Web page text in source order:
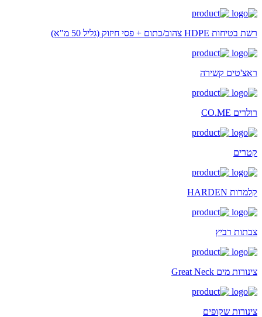
רשת בטיחות HDPE צהוב/כתום + פסי חיזוק (גליל 50 מ"א)
ראצ'טים קשירה
רולרים CO.ME
קטרים
קלמרות HARDEN
צבתות רביץ
צינורות מים Great Neck
צינורות שקופים